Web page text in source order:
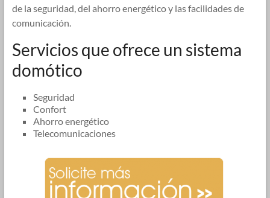
de la seguridad, del ahorro energético y las facilidades de
comunicación.
Servicios que ofrece un sistema
domótico
Seguridad
Confort
Ahorro energético
Telecomunicaciones